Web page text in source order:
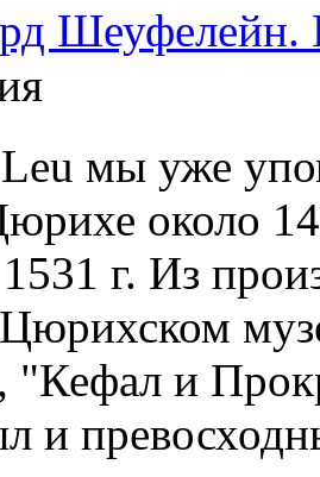
Шеуфелейн.
мы уже
около
г. Из
и
и